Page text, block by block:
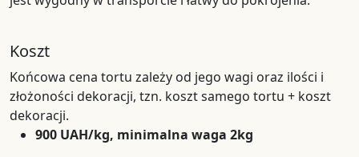
Koszt
Końcowa cena tortu zależy od jego wagi oraz ilości i
złożoności dekoracji, tzn. koszt samego tortu + koszt
dekoracji.
900 UAH/kg, minimalna waga 2kg